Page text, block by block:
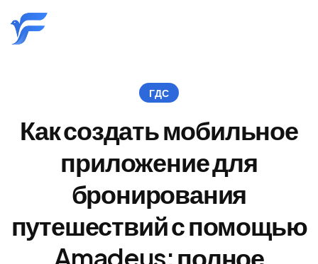
ГДС
Как создать мобильное
приложение для
бронирования
путешествий с помощью
Amadeus: полное